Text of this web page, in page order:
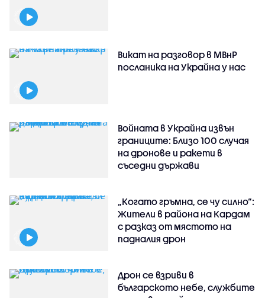
Викат на разговор в МВнР
посланика на Украйна у нас
Войната в Украйна извън
границите: Близо 100 случая
на дронове и ракети в
съседни държави
„Когато гръмна, се чу силно“:
Жители в района на Кардам
с разказ от мястото на
падналия дрон
Дрон се взриви в
българското небе, службите